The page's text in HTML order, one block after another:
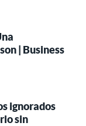
| Business
ignorados
sin